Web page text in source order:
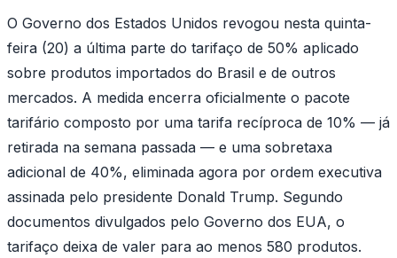
O Governo dos Estados Unidos revogou nesta quinta-
feira (20) a última parte do tarifaço de 50% aplicado
sobre produtos importados do Brasil e de outros
mercados. A medida encerra oficialmente o pacote
tarifário composto por uma tarifa recíproca de 10% — já
retirada na semana passada — e uma sobretaxa
adicional de 40%, eliminada agora por ordem executiva
assinada pelo presidente Donald Trump. Segundo
documentos divulgados pelo Governo dos EUA, o
tarifaço deixa de valer para ao menos 580 produtos.